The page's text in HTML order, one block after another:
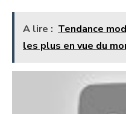
A lire : Tendance
les plus en vue du